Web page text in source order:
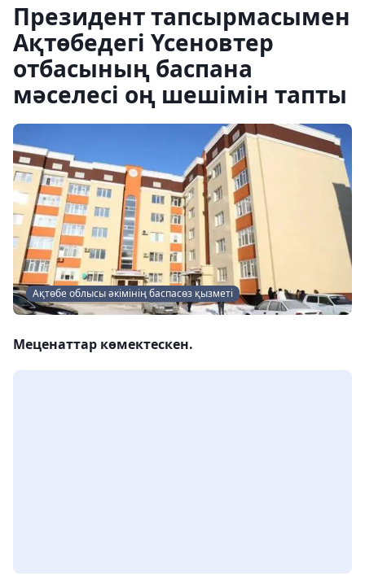
Президент тапсырмасымен
Ақтөбедегі Үсеновтер
отбасының баспана
мәселесі оң шешімін тапты
Ақтөбе облысы әкімінің баспасөз қызметі
Меценаттар көмектескен.